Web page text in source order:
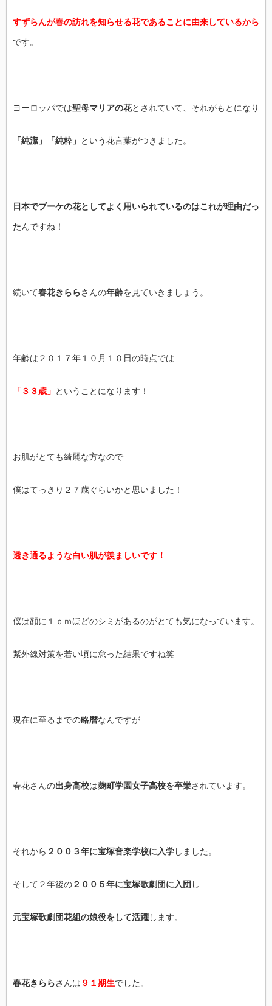
すずらんが春の訪れを知らせる花であることに由来しているから
です。
ヨーロッパでは聖母マリアの花とされていて、それがもとになり
「純潔」「純粋」 という花言葉がつきました。
日本でブーケの花としてよく用いられているのはこれが理由だっ
たんですね！
続いて春花きららさんの年齢を見ていきましょう。
年齢は２０１７年１０月１０日の時点では
「３３歳」 ということになります！
お肌がとても綺麗な方なので
僕はてっきり２７歳ぐらいかと思いました！
透き通るような白い肌が羨ましいです！
僕は顔に１ｃｍほどのシミがあるのがとても気になっています。
紫外線対策を若い頃に怠った結果ですね笑
現在に至るまでの略暦なんですが
春花さんの出身高校は麹町学園女子高校を卒業されています。
それから ２００３年に宝塚音楽学校に入学しました。
そして２年後の２００５年に宝塚歌劇団に入団 し
元宝塚歌劇団花組の娘役をして活躍します。
春花きららさんは ９１期生でした。